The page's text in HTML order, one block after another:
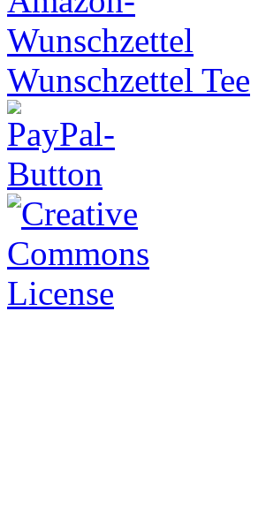
Wunschzettel Tee